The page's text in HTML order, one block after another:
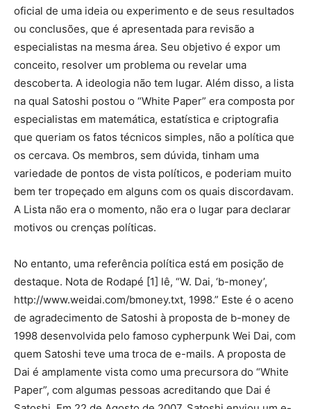
oficial de uma ideia ou experimento e de seus resultados
ou conclusões, que é apresentada para revisão a
especialistas na mesma área. Seu objetivo é expor um
conceito, resolver um problema ou revelar uma
descoberta. A ideologia não tem lugar. Além disso, a lista
na qual Satoshi postou o “White Paper” era composta por
especialistas em matemática, estatística e criptografia
que queriam os fatos técnicos simples, não a política que
os cercava. Os membros, sem dúvida, tinham uma
variedade de pontos de vista políticos, e poderiam muito
bem ter tropeçado em alguns com os quais discordavam.
A Lista não era o momento, não era o lugar para declarar
motivos ou crenças políticas.
No entanto, uma referência política está em posição de
destaque. Nota de Rodapé [1] lê, “W. Dai, ‘b-money’,
http://www.weidai.com/bmoney.txt, 1998.” Este é o aceno
de agradecimento de Satoshi à proposta de b-money de
1998 desenvolvida pelo famoso cypherpunk Wei Dai, com
quem Satoshi teve uma troca de e-mails. A proposta de
Dai é amplamente vista como uma precursora do “White
Paper”, com algumas pessoas acreditando que Dai é